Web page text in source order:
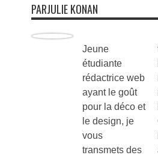
PARJULIE KONAN
Jeune
étudiante
rédactrice web
ayant le goût
pour la déco et
le design, je
vous
transmets des
tendances, de
l'actu déco à
ne pas
manquer sur
le site Déco
Cool pour un
intérieur
accueillant et